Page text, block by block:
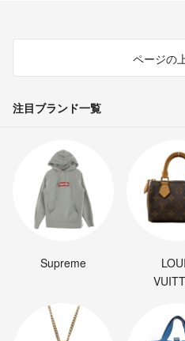
ページの
注目ブランド一覧
Supreme